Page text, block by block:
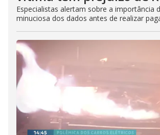
Especialistas alertam sobre a importância
minuciosa dos dados antes de realizar